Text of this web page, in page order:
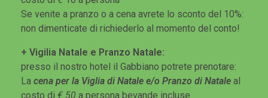
Se venite a pranzo o a cena avrete lo sconto del 10%:
non dimenticate di richiederlo al momento del conto!
+ Vigilia Natale e Pranzo Natale:
presso il nostro hotel il Gabbiano potrete prenotare:
La cena per la Viglia di Natale e/o Pranzo di Natale al
costo di € 50 a persona bevande incluse